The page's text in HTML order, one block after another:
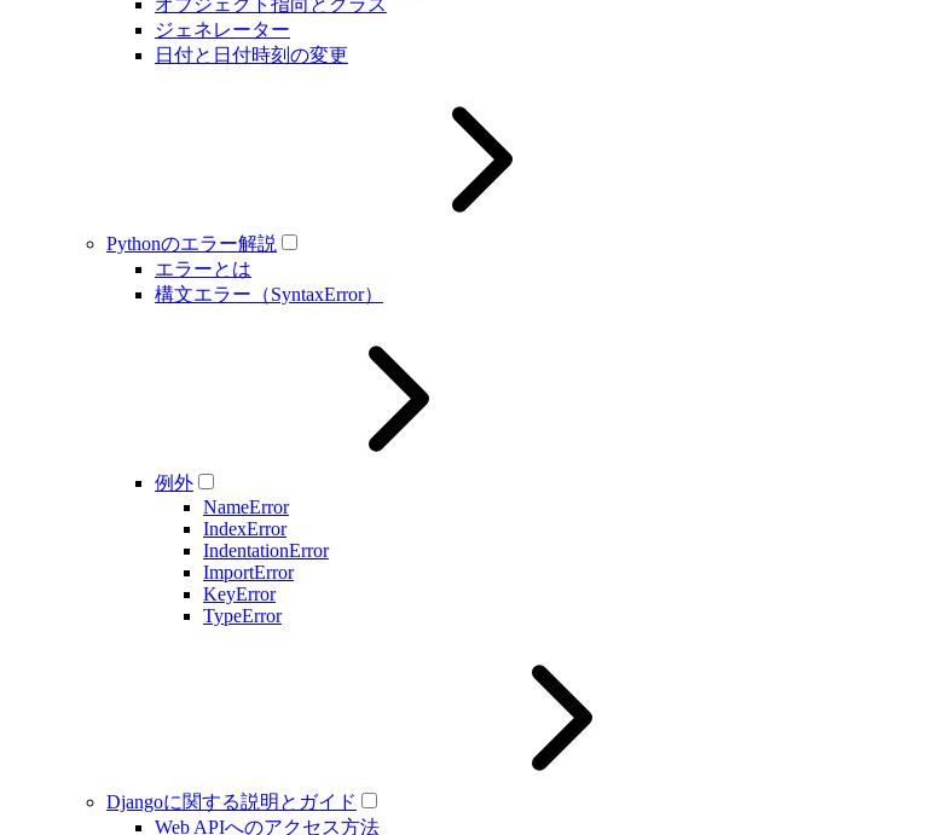
オブジェクト指向とクラス
ジェネレーター
日付と日付時刻の変更
Pythonのエラー解説
エラーとは
構文エラー（SyntaxError）
例外
NameError
IndexError
IndentationError
ImportError
KeyError
TypeError
Djangoに関する説明とガイド
Web APIへのアクセス方法